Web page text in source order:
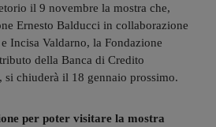
il 9 novembre la mostra che,
Ernesto Balducci in collaborazione
Incisa Valdarno, la Fondazione
della Banca di Credito
chiuderà il 18 gennaio prossimo.
per poter visitare la mostra